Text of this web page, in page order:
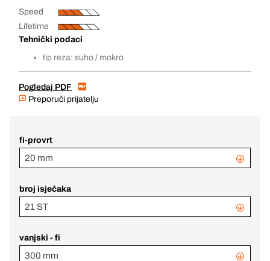
Speed
Lifetime
Tehnički podaci
tip reza: suho / mokro
Pogledaj PDF
Preporuči prijatelju
fi-provrt
20 mm
broj isječaka
21 ST
vanjski - fi
300 mm